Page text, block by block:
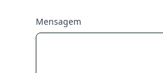
Mensagem